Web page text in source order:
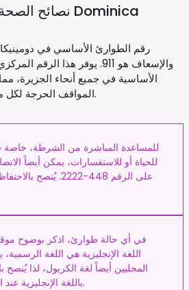
نصائح Dominica
رقم الطوارئ الأساسي في
والإسعاف هو 911. يوفر هذا
الأساسية في جميع أنحاء الجزيرة،
المواقف الحرجة لكل من السكان والزوار الدوليين.
للمساعدة المباشرة من الشرطة، خاصة
للحياة أو للاستفسارات، يمكن أيضاً
على الرقم 448-2222.
في أي حالة طوارئ، اذكر بوضوح
اللغة الإنجليزية هي اللغة
المحليين أيضاً لغة الكريول، لذا يُنصح
باللغة الإنجليزية عند الاتصال بخدمات الطوارئ.